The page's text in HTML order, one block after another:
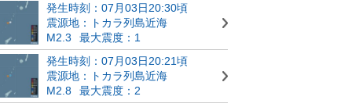
発生時刻：07月03日20:30頃
震源地：トカラ列島近海
M2.3
最大震度：1
発生時刻：07月03日20:21頃
震源地：トカラ列島近海
M2.8
最大震度：2